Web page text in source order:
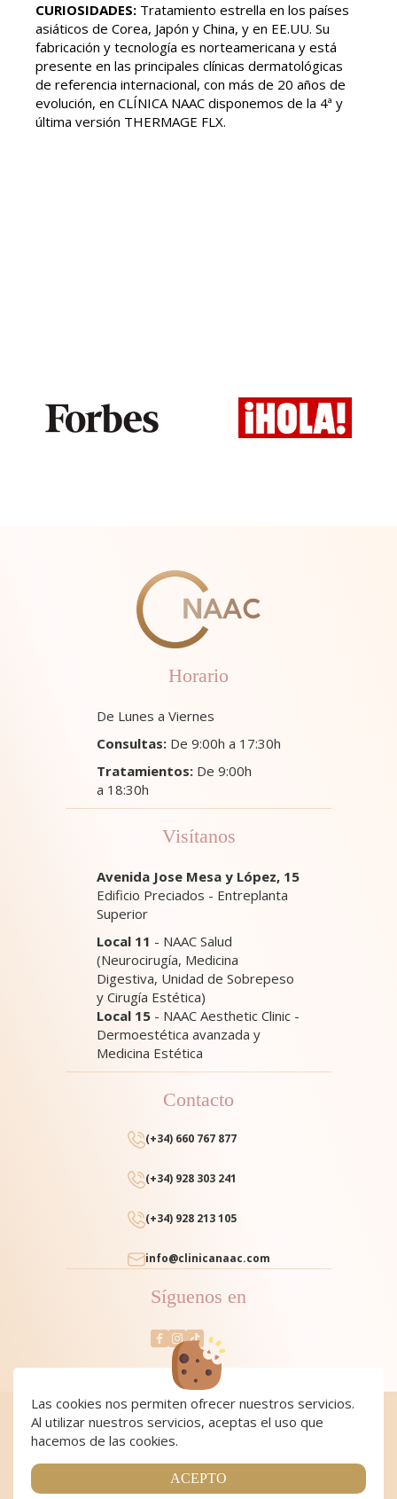
Las cookies nos permiten ofrecer nuestros servicios.
Al utilizar nuestros servicios, aceptas el uso que
hacemos de las cookies.
ACEPTO
CURIOSIDADES: Tratamiento estrella en los países
asiáticos de Corea, Japón y China, y en EE.UU. Su
fabricación y tecnología es norteamericana y está
presente en las principales clínicas dermatológicas
de referencia internacional, con más de 20 años de
evolución, en CLÍNICA NAAC disponemos de la 4ª y
última versión THERMAGE FLX.
Horario
De Lunes a Viernes
Consultas: De 9:00h a 17:30h
Tratamientos: De 9:00h
a 18:30h
Visítanos
Avenida Jose Mesa y López, 15
Edificio Preciados - Entreplanta
Superior
Local 11 - NAAC Salud
(Neurocirugía, Medicina
Digestiva, Unidad de Sobrepeso
y Cirugía Estética)
Local 15 - NAAC Aesthetic Clinic -
Dermoestética avanzada y
Medicina Estética
Contacto
(+34) 660 767 877
(+34) 928 303 241
(+34) 928 213 105
info@clinicanaac.com
Síguenos en
Cookies| Cookies policy|Aviso Legal y Política de Privacidad
Condiciones de compra
Página realizada porWeb Las Palmas